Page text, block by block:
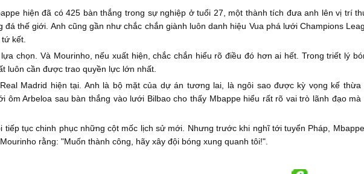
hiện đã có 425 bàn thắng trong sự nghiệp ở tuổi 27, một thành tích đưa anh lên vị trí
thế giới. Anh cũng gần như chắc chắn giành luôn danh hiệu Vua phá lưới Champions
kết.
chọn. Và Mourinho, nếu xuất hiện, chắc chắn hiểu rõ điều đó hơn ai hết. Trong triết lý
luôn cần được trao quyền lực lớn nhất.
Madrid hiện tại. Anh là bộ mặt của dự án tương lai, là ngôi sao được kỳ vọng kế thừa
ôm Arbeloa sau bàn thắng vào lưới Bilbao cho thấy Mbappe hiểu rất rõ vai trò lãnh đạo mà
tục chinh phục những cột mốc lịch sử mới. Nhưng trước khi nghĩ tới tuyển Pháp,
rằng: "Muốn thành công, hãy xây đội bóng xung quanh tôi!".